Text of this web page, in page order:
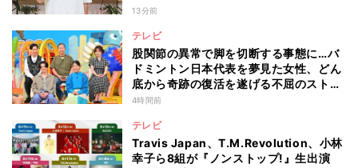
13分前
テレビ
股関節の異常で脚を切断する事態に…バ
ドミントン日本代表を夢見た女性、どん
底から奇跡の復活を遂げる不屈のストー
リー『仰天』が再現
4時間前
テレビ
Travis Japan、T.M.Revolution、小林
幸子ら8組が『ノンストップ!』生出演